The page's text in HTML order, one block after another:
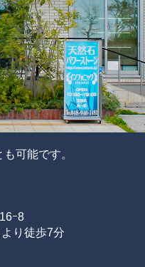
ざいますが、大きく分
要素の水準が決まり、そ
めています。
レットを構成している
準のムラで決まりま
を基にした品質管理を
一番上までの全ての品
。
な品質評価をすること
可能です。
ｰ8
り徒歩7分